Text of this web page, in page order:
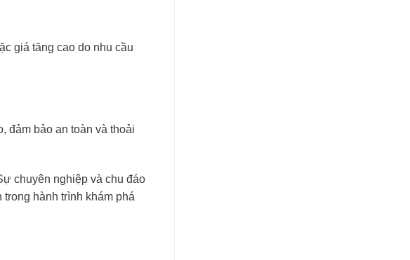
giá tăng cao do nhu cầu
đảm bảo an toàn và thoải
chuyên nghiệp và chu đáo
hành trình khám phá